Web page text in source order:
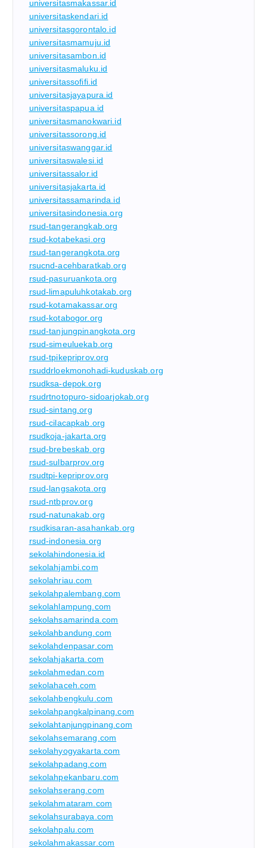
universitasmakassar.id
universitaskendari.id
universitasgorontalo.id
universitasmamuju.id
universitasambon.id
universitasmaluku.id
universitassofifi.id
universitasjayapura.id
universitaspapua.id
universitasmanokwari.id
universitassorong.id
universitaswanggar.id
universitaswalesi.id
universitassalor.id
universitasjakarta.id
universitassamarinda.id
universitasindonesia.org
rsud-tangerangkab.org
rsud-kotabekasi.org
rsud-tangerangkota.org
rsucnd-acehbaratkab.org
rsud-pasuruankota.org
rsud-limapuluhkotakab.org
rsud-kotamakassar.org
rsud-kotabogor.org
rsud-tanjungpinangkota.org
rsud-simeuluekab.org
rsud-tpikepriprov.org
rsuddrloekmonohadi-kuduskab.org
rsudksa-depok.org
rsudrtnotopuro-sidoarjokab.org
rsud-sintang.org
rsud-cilacapkab.org
rsudkoja-jakarta.org
rsud-brebeskab.org
rsud-sulbarprov.org
rsudtpi-kepriprov.org
rsud-langsakota.org
rsud-ntbprov.org
rsud-natunakab.org
rsudkisaran-asahankab.org
rsud-indonesia.org
sekolahindonesia.id
sekolahjambi.com
sekolahriau.com
sekolahpalembang.com
sekolahlampung.com
sekolahsamarinda.com
sekolahbandung.com
sekolahdenpasar.com
sekolahjakarta.com
sekolahmedan.com
sekolahaceh.com
sekolahbengkulu.com
sekolahpangkalpinang.com
sekolahtanjungpinang.com
sekolahsemarang.com
sekolahyogyakarta.com
sekolahpadang.com
sekolahpekanbaru.com
sekolahserang.com
sekolahmataram.com
sekolahsurabaya.com
sekolahpalu.com
sekolahmakassar.com